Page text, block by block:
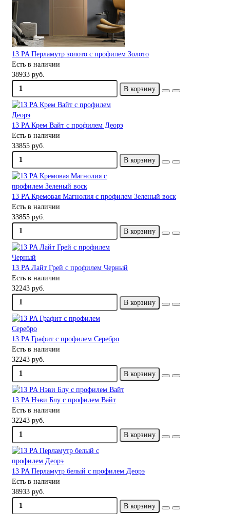
13 PA Перламутр золото с профилем Золото
Есть в наличии
38933 руб.
В корзину
13 PA Крем Вайт с профилем Деорэ
Есть в наличии
33855 руб.
В корзину
13 PA Кремовая Магнолия с профилем Зеленый воск
Есть в наличии
33855 руб.
В корзину
13 PA Лайт Грей с профилем Черный
Есть в наличии
32243 руб.
В корзину
13 PA Графит с профилем Серебро
Есть в наличии
32243 руб.
В корзину
13 PA Нэви Блу с профилем Вайт
Есть в наличии
32243 руб.
В корзину
13 PA Перламутр белый с профилем Деорэ
Есть в наличии
38933 руб.
В корзину